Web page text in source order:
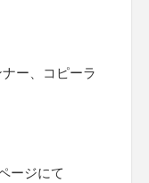
ー、コピーラ
ージにて